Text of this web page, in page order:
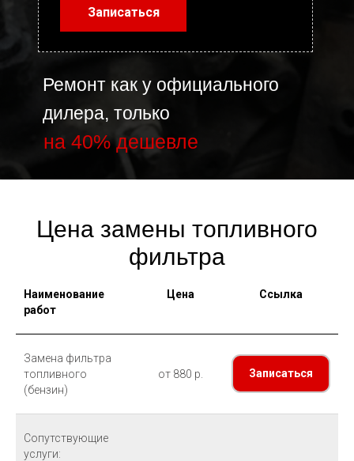
Ремонт как у официального
дилера, только
на 40% дешевле
Записаться
Цена замены топливного
фильтра
Наименование
работ
Цена Ссылка
Замена фильтра
топливного
(бензин)
от 880 р. Записаться
Сопутствующие
услуги: